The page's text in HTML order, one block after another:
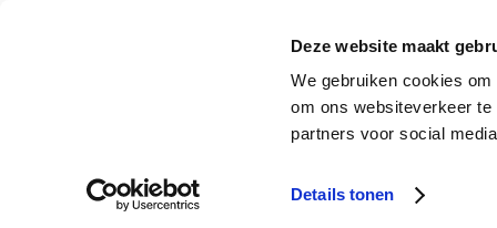
Deze website maakt
We gebruiken cookies
om ons websiteverkeer
partners voor social
Details tonen